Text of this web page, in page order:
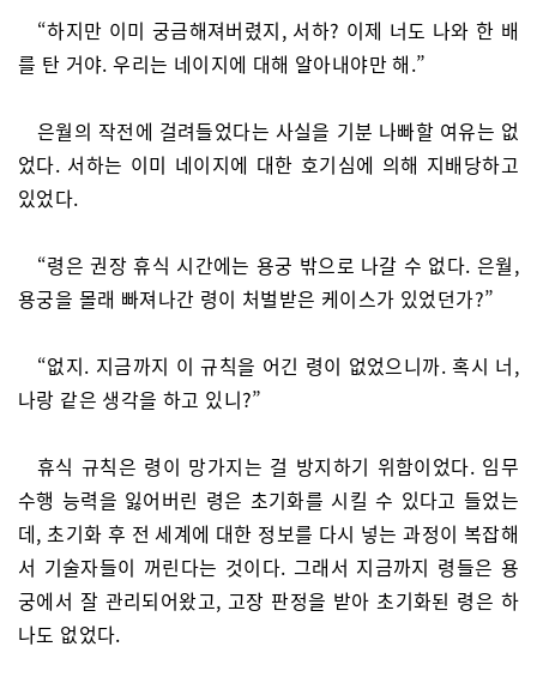
“하지만 이미 궁금해져버렸지, 서하? 이제 너도 나와 한 배
를 탄 거야. 우리는 네이지에 대해 알아내야만 해.”
은월의 작전에 걸려들었다는 사실을 기분 나빠할 여유는 없
었다. 서하는 이미 네이지에 대한 호기심에 의해 지배당하고
있었다.
“령은 권장 휴식 시간에는 용궁 밖으로 나갈 수 없다. 은월,
용궁을 몰래 빠져나간 령이 처벌받은 케이스가 있었던가?”
“없지. 지금까지 이 규칙을 어긴 령이 없었으니까. 혹시 너,
나랑 같은 생각을 하고 있니?”
휴식 규칙은 령이 망가지는 걸 방지하기 위함이었다. 임무
수행 능력을 잃어버린 령은 초기화를 시킬 수 있다고 들었는
데, 초기화 후 전 세계에 대한 정보를 다시 넣는 과정이 복잡해
서 기술자들이 꺼린다는 것이다. 그래서 지금까지 령들은 용
궁에서 잘 관리되어왔고, 고장 판정을 받아 초기화된 령은 하
나도 없었다.